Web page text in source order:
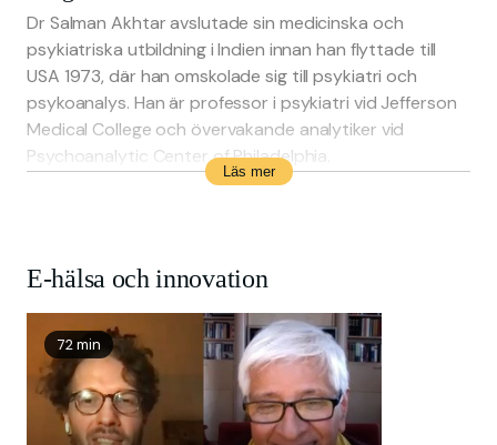
Dr Salman Akhtar avslutade sin medicinska och
psykiatriska utbildning i Indien innan han flyttade till
USA 1973, där han omskolade sig till psykiatri och
psykoanalys. Han är professor i psykiatri vid Jefferson
Medical College och övervakande analytiker vid
Psychoanalytic Center of Philadelphia.
Han är en Scholar-in-Residence på Inter-Act Theatre
Company i Philadelphia och fick Sigourney Award 2012.
Läs mer
E-hälsa och innovation
72 min